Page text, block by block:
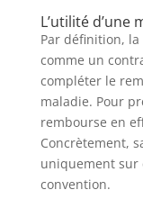
L’utilité d’une
Par définition,
comme un
compléter le
maladie. Pour
rembourse en
Concrètement,
uniquement sur
convention.